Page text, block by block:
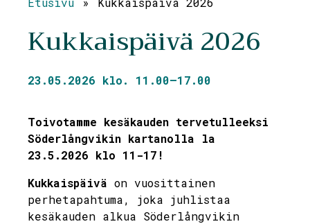
Kukkaispäivä 2026
23.05.2026 klo. 11.00—17.00
Toivotamme kesäkauden tervetulleeksi
Söderlångvikin kartanolla la
23.5.2026 klo 11-17!
Kukkaispäivä on vuosittainen
perhetapahtuma, joka juhlistaa
kesäkauden alkua Söderlångvikin